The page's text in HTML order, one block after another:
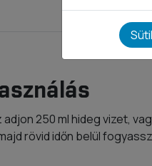
250 ml hideg vizet,
rövid időn belül